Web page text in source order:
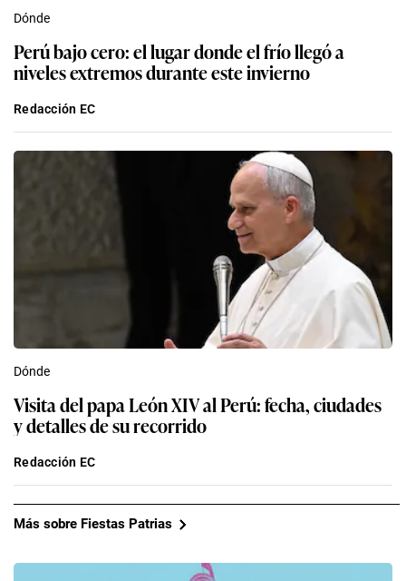
Dónde
Perú bajo cero: el lugar donde el frío llegó a
niveles extremos durante este invierno
Redacción EC
Dónde
Visita del papa León XIV al Perú: fecha, ciudades
y detalles de su recorrido
Redacción EC
Más sobre Fiestas Patrias